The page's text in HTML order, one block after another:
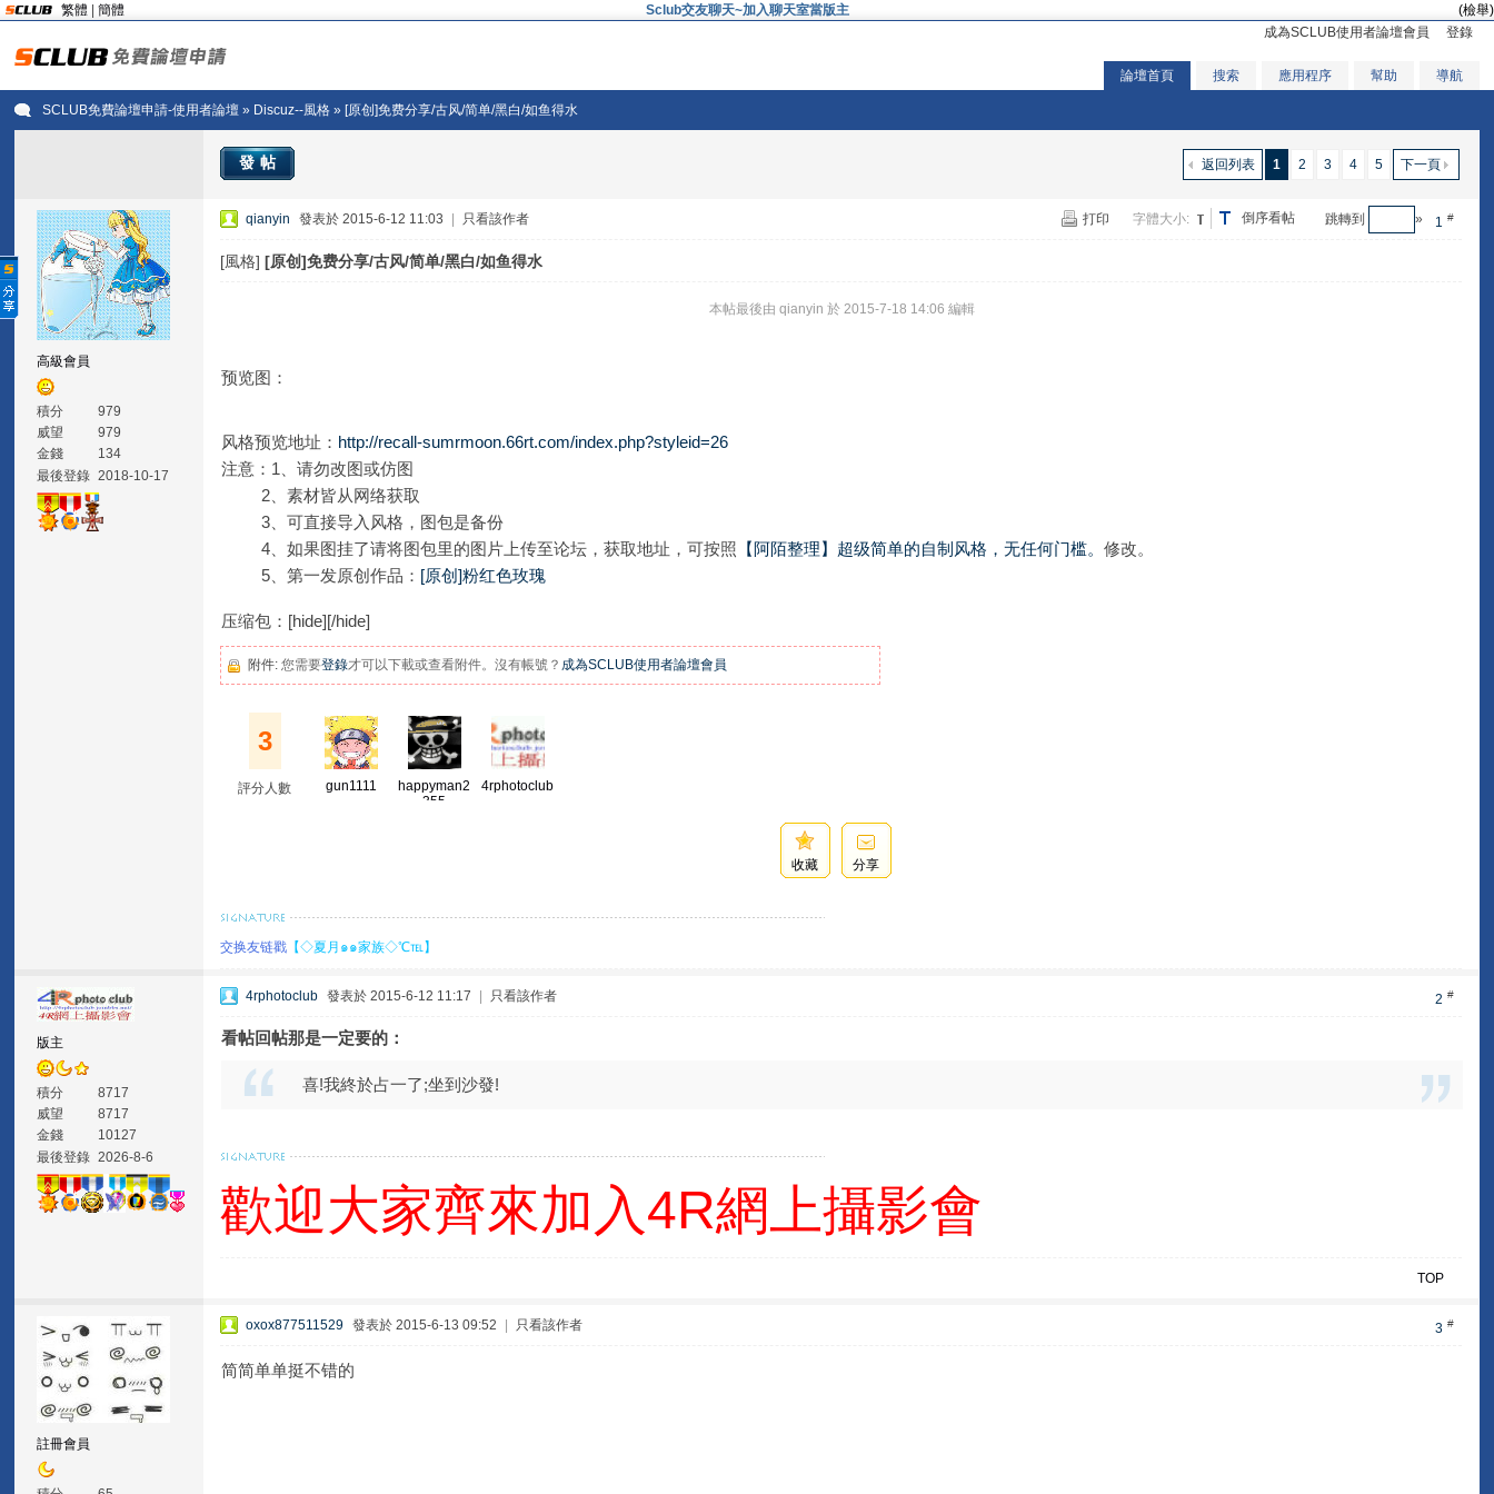
繁體 簡體 Sclub交友聊天~加入聊天室當版主
(檢舉)
成為SCLUB使用者論壇會員
登錄
論壇首頁 搜索 應用程序 幫助 導航
SCLUB免費論壇申請-使用者論壇 » Discuz--風格 » [原创]免费分享/古风/简单/黑白/如鱼得水
1 2 3 4 5 下一頁
返回列表
發帖
高級會員
積分
979
威望
979
金錢
134
最後登錄 2018-10-17
1 #
跳轉到 »
倒序看帖
打印 字體大小:
qianyin 發表於 2015-6-12 11:03 只看該作者
[風格] [原创]免费分享/古风/简单/黑白/如鱼得水
本帖最後由 qianyin 於 2015-7-18 14:06 編輯
预览图：
风格预览地址： http://recall-sumrmoon.66rt.com/index.php?styleid=26
注意：1、请勿改图或仿图
2、素材皆从网络获取
3、可直接导入风格，图包是备份
4、如果图挂了请将图包里的图片上传至论坛，获取地址，可按照 【阿陌整理】超级简单的自制风格，无任何门槛。修改。
5、第一发原创作品： [原创]粉红色玫瑰
压缩包：[hide][/hide]
附件:您需要登錄才可以下載或查看附件。沒有帳號？ 成為SCLUB使用者論壇會員
3
評分人數 gun1111
happyman2
355
4rphotoclub
收藏 分享
交换友链戳 【◇夏月๑๑家族◇℃℡】
版主
積分
8717
威望
8717
金錢
10127
最後登錄 2026-8-6
2 #
4rphotoclub 發表於 2015-6-12 11:17 只看該作者
看帖回帖那是一定要的：
喜!我終於占一了;坐到沙發!
歡迎大家齊來加入4R網上攝影會
TOP
註冊會員
3 #
oxox877511529 發表於 2015-6-13 09:52 只看該作者
简简单单挺不错的